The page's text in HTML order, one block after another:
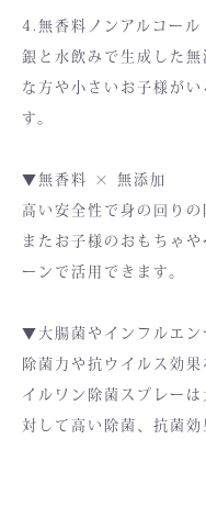
4.無香料ノンアルコール
銀と水飲みで生成した
な方や小さいお子様が
す。
▼無香料 × 無添加
高い安全性で身の回りの
またお子様のおもちゃ
ーンで活用できます。
▼大腸菌やインフルエ
除菌力や抗ウイルス効
イルワン除菌スプレー
対して高い除菌、抗菌効